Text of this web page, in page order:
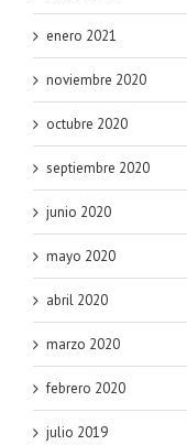
enero 2021
noviembre 2020
octubre 2020
septiembre 2020
junio 2020
mayo 2020
abril 2020
marzo 2020
febrero 2020
julio 2019